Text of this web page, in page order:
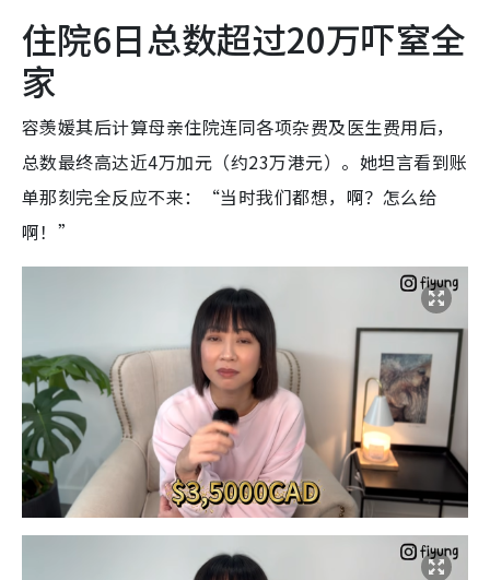
住院6日总数超过20万吓窒全
家
容羡媛其后计算母亲住院连同各项杂费及医生费用后，
总数最终高达近4万加元（约23万港元）。她坦言看到账
单那刻完全反应不来：“当时我们都想，啊？怎么给
啊！”